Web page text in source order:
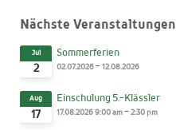
Nächste Veranstaltungen
2
Jul Sommerferien
02.07.2026-12.08.2026
17
Aug Einschulung 5.-Klässler
17.08.20269:00 am-2:30 pm